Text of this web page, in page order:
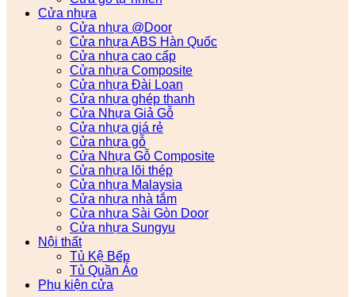
Cửa nhựa
Cửa nhựa @Door
Cửa nhựa ABS Hàn Quốc
Cửa nhựa cao cấp
Cửa nhựa Composite
Cửa nhựa Đài Loan
Cửa nhựa ghép thanh
Cửa Nhựa Giả Gỗ
Cửa nhựa giá rẻ
Cửa nhựa gỗ
Cửa Nhựa Gỗ Composite
Cửa nhựa lõi thép
Cửa nhựa Malaysia
Cửa nhựa nhà tắm
Cửa nhựa Sài Gòn Door
Cửa nhựa Sungyu
Nội thất
Tủ Kệ Bếp
Tủ Quần Áo
Phụ kiện cửa